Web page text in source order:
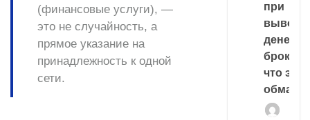
(финансовые услуги), —
это не случайность, а
прямое указание на
принадлежность к одной
сети.
при
выводе
денег у
что это,
обман?